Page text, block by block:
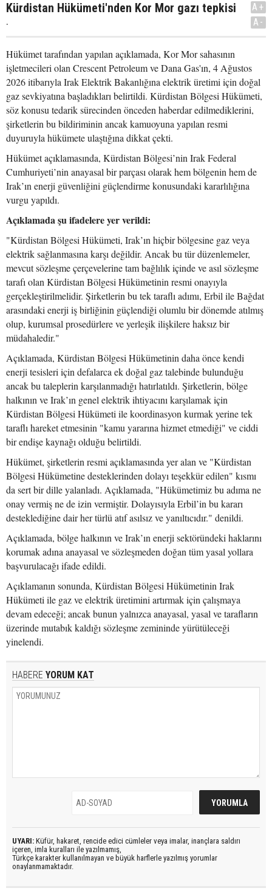
Kürdistan Hükümeti'nden Kor Mor gazı tepkisi
.
A+
A-
Hükümet tarafından yapılan açıklamada, Kor Mor sahasının
işletmecileri olan Crescent Petroleum ve Dana Gas'ın, 4 Ağustos
2026 itibarıyla Irak Elektrik Bakanlığına elektrik üretimi için doğal
gaz sevkiyatına başladıkları belirtildi. Kürdistan Bölgesi Hükümeti,
söz konusu tedarik sürecinden önceden haberdar edilmediklerini,
şirketlerin bu bildiriminin ancak kamuoyuna yapılan resmi
duyuruyla hükümete ulaştığına dikkat çekti.
Hükümet açıklamasında, Kürdistan Bölgesi’nin Irak Federal
Cumhuriyeti’nin anayasal bir parçası olarak hem bölgenin hem de
Irak’ın enerji güvenliğini güçlendirme konusundaki kararlılığına
vurgu yapıldı.
Açıklamada şu ifadelere yer verildi:
"Kürdistan Bölgesi Hükümeti, Irak’ın hiçbir bölgesine gaz veya
elektrik sağlanmasına karşı değildir. Ancak bu tür düzenlemeler,
mevcut sözleşme çerçevelerine tam bağlılık içinde ve asıl sözleşme
tarafı olan Kürdistan Bölgesi Hükümetinin resmi onayıyla
gerçekleştirilmelidir. Şirketlerin bu tek taraflı adımı, Erbil ile Bağdat
arasındaki enerji iş birliğinin güçlendiği olumlu bir dönemde atılmış
olup, kurumsal prosedürlere ve yerleşik ilişkilere haksız bir
müdahaledir."
Açıklamada, Kürdistan Bölgesi Hükümetinin daha önce kendi
enerji tesisleri için defalarca ek doğal gaz talebinde bulunduğu
ancak bu taleplerin karşılanmadığı hatırlatıldı. Şirketlerin, bölge
halkının ve Irak’ın genel elektrik ihtiyacını karşılamak için
Kürdistan Bölgesi Hükümeti ile koordinasyon kurmak yerine tek
taraflı hareket etmesinin "kamu yararına hizmet etmediği" ve ciddi
bir endişe kaynağı olduğu belirtildi.
Hükümet, şirketlerin resmi açıklamasında yer alan ve "Kürdistan
Bölgesi Hükümetine desteklerinden dolayı teşekkür edilen" kısmı
da sert bir dille yalanladı. Açıklamada, "Hükümetimiz bu adıma ne
onay vermiş ne de izin vermiştir. Dolayısıyla Erbil’in bu kararı
desteklediğine dair her türlü atıf asılsız ve yanıltıcıdır." denildi.
Açıklamada, bölge halkının ve Irak’ın enerji sektöründeki haklarını
korumak adına anayasal ve sözleşmeden doğan tüm yasal yollara
başvurulacağı ifade edildi.
Açıklamanın sonunda, Kürdistan Bölgesi Hükümetinin Irak
Hükümeti ile gaz ve elektrik üretimini artırmak için çalışmaya
devam edeceği; ancak bunun yalnızca anayasal, yasal ve tarafların
üzerinde mutabık kaldığı sözleşme zemininde yürütüleceği
yinelendi.
HABERE YORUM KAT
UYARI: Küfür, hakaret, rencide edici cümleler veya imalar, inançlara saldırı
içeren, imla kuralları ile yazılmamış,
Türkçe karakter kullanılmayan ve büyük harflerle yazılmış yorumlar
onaylanmamaktadır.